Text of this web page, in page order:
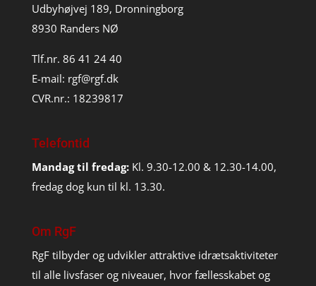
Udbyhøjvej 189, Dronningborg
8930 Randers NØ
Tlf.nr. 86 41 24 40
E-mail: rgf@rgf.dk
CVR.nr.: 18239817
Telefontid
Mandag til fredag: Kl. 9.30-12.00 & 12.30-14.00,
fredag dog kun til kl. 13.30.
Om RgF
RgF tilbyder og udvikler attraktive idrætsaktiviteter
til alle livsfaser og niveauer, hvor fællesskabet og